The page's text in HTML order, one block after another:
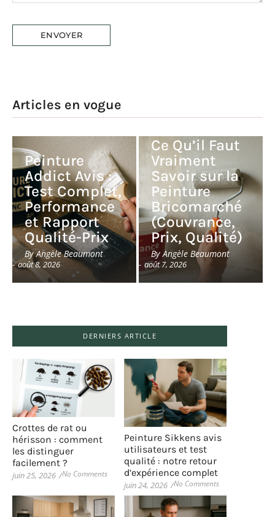
Articles en vogue
Peinture
Addict Avis :
Test Complet,
Performance
et Rapport
Qualité-Prix
By Angèle Beaumont
- août 8, 2026
Peinture
Ce Qu’il Faut
Vraiment
Savoir sur la
Peinture
Bricomarché
(Couvrance,
Prix, Qualité)
By Angèle Beaumont
- août 7, 2026
DERNIERS ARTICLE
Crottes de rat ou
hérisson : comment
les distinguer
facilement ?
juin 25, 2026 /No Comments
Peinture Sikkens avis
utilisateurs et test
qualité : notre retour
d’expérience complet
juin 24, 2026 /No Comments